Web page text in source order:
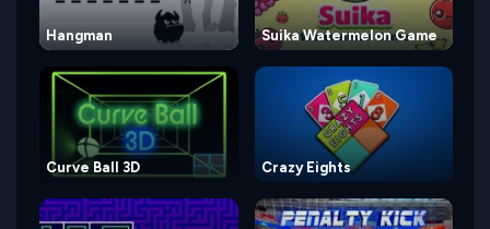
Hangman Suika Watermelon Game
Curve Ball 3D Crazy Eights